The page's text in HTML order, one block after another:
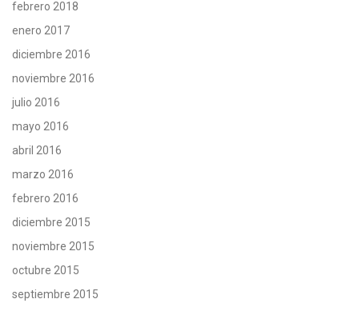
febrero 2018
enero 2017
diciembre 2016
noviembre 2016
julio 2016
mayo 2016
abril 2016
marzo 2016
febrero 2016
diciembre 2015
noviembre 2015
octubre 2015
septiembre 2015